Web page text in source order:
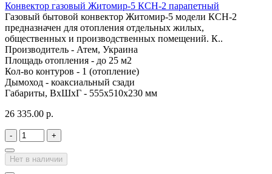
Конвектор газовый Житомир-5 КСН-2 парапетный
Газовый бытовой конвектор Житомир-5 модели КСН-2
предназначен для отопления отдельных жилых,
общественных и производственных помещений. К..
Производитель - Атем, Украина
Площадь отопления - до 25 м2
Кол-во контуров - 1 (отопление)
Дымоход - коаксиальный сзади
Габариты, ВхШхГ - 555х510х230 мм
26 335.00 р.
- +
Нет в наличии